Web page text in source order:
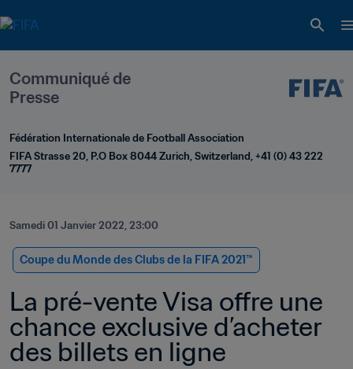
Communiqué de
Presse
Fédération Internationale de Football Association
FIFA Strasse 20, P.O Box 8044 Zurich, Switzerland, +41 (0) 43 222
7777
Samedi 01 Janvier 2022, 23:00
Coupe du Monde des Clubs de la FIFA 2021™
La pré-vente Visa offre une
chance exclusive d’acheter
des billets en ligne